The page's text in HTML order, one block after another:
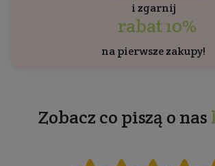
i zgarnij
rabat 10%
na pierwsze zakupy!
Zobacz co piszą o nas